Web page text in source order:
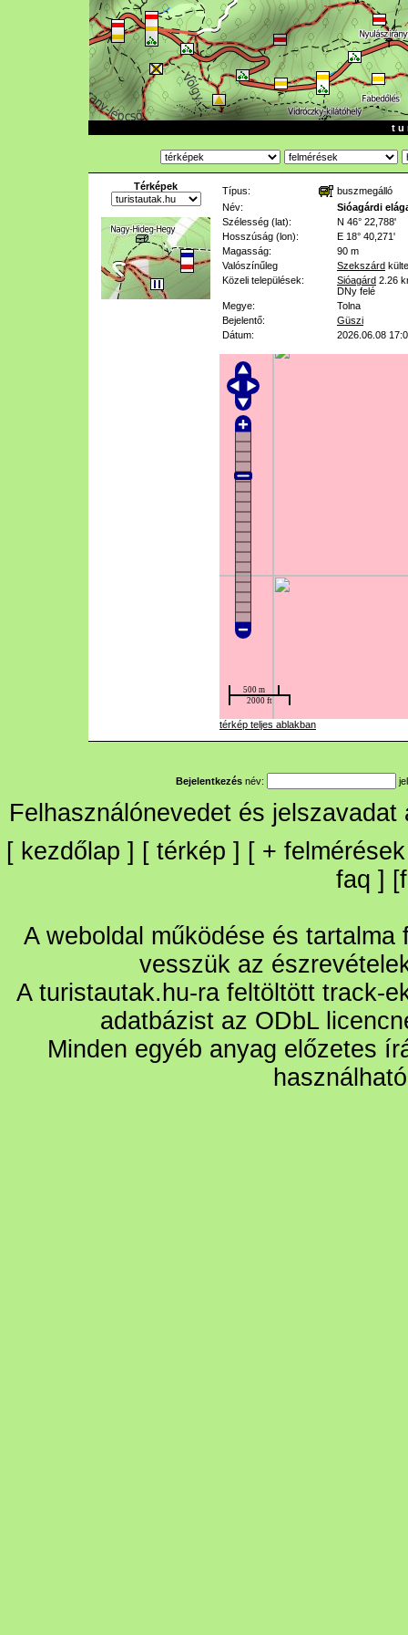
t u
Térképek Típus:
buszmegálló
Név:
Sióagárdi
Szélesség (lat):
N 46° 22,788'
Hosszúság (lon):
E 18° 40,271'
Magasság:
90 m
Valószínűleg
Szekszárd
Közeli települések:
Sióagárd 2.26
DNy felé
Megye:
Tolna
Bejelentő:
Güszi
Dátum:
2026.06.08
térkép teljes ablakban
Bejelentkezés név:
Felhasználónevedet és
[ kezdőlap ] [ térkép ] [ + felmérések
faq ] [
A weboldal működése és
vesszük az
A turistautak.hu-ra feltöltött track-
adatbázist az ODbL
Minden egyéb anyag előzetes